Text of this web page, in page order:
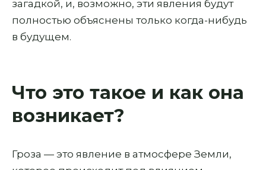
загадкой, и, возможно, эти явления будут
полностью объяснены только когда-нибудь
в будущем.
Что это такое и как она
возникает?
Гроза — это явление в атмосфере Земли,